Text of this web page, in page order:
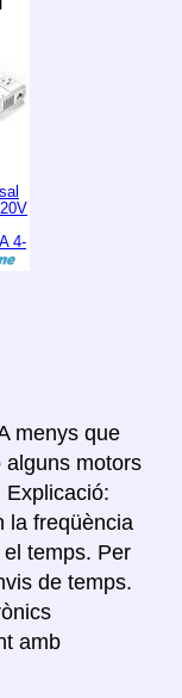
4-
menys que
alguns motors
Explicació:
la freqüència
temps. Per
de temps.
amb